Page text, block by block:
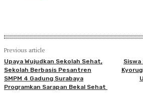
Previous article
Upaya Wujudkan Sekolah Sehat,
Sekolah Berbasis Pesantren
SMPM 4 Gadung Surabaya
Programkan Sarapan Bekal Sehat
Siswa